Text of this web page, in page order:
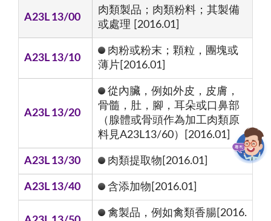
A23L 13/00
肉類製品；肉類粉料；其製備
或處理 [2016.01]
A23L 13/10
肉粉或粉末；顆粒，團塊或
薄片[2016.01]
A23L 13/20
從內臟，例如外皮，皮膚，
骨髓，肚，腳，耳朵或口鼻部
（腺體或骨頭作為加工肉類原
料見A23L13/60）[2016.01]
A23L 13/30 肉類提取物[2016.01]
A23L 13/40 含添加物[2016.01]
禽製品，例如禽類香腸[2016.